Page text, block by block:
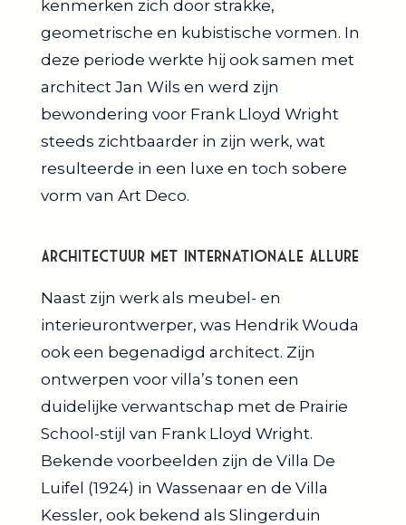
kenmerken zich door strakke,
geometrische en kubistische vormen. In
deze periode werkte hij ook samen met
architect Jan Wils en werd zijn
bewondering voor Frank Lloyd Wright
steeds zichtbaarder in zijn werk, wat
resulteerde in een luxe en toch sobere
vorm van Art Deco.
Architectuur met Internationale Allure
Naast zijn werk als meubel- en
interieurontwerper, was Hendrik Wouda
ook een begenadigd architect. Zijn
ontwerpen voor villa’s tonen een
duidelijke verwantschap met de Prairie
School-stijl van Frank Lloyd Wright.
Bekende voorbeelden zijn de Villa De
Luifel (1924) in Wassenaar en de Villa
Kessler, ook bekend als Slingerduin